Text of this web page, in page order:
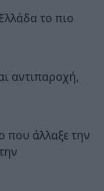
το πιο
αντιπαροχή,
που άλλαξε την